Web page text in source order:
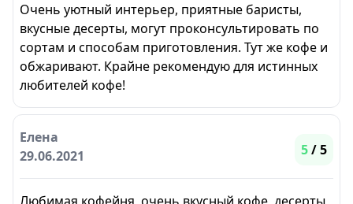
Очень уютный интерьер, приятные баристы,
вкусные десерты, могут проконсультировать по
сортам и способам приготовления. Тут же кофе и
обжаривают. Крайне рекомендую для истинных
любителей кофе!
Елена
29.06.2021
5/ 5